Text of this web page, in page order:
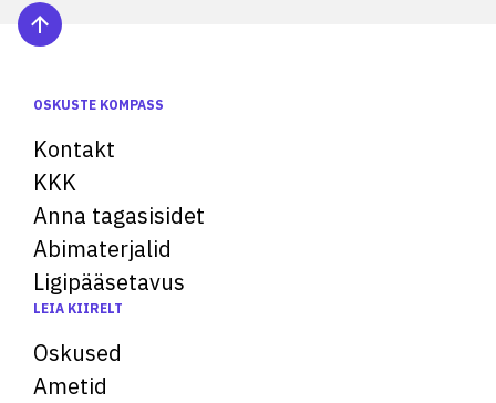
OSKUSTE KOMPASS
Kontakt
KKK
Anna tagasisidet
Abimaterjalid
Ligipääsetavus
LEIA KIIRELT
Oskused
Ametid